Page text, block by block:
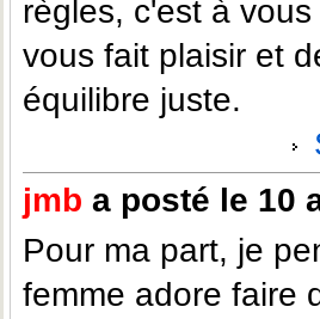
règles, c'est à
vous fait plaisir et
équilibre juste.
jmb a posté le 10
Pour ma part, je
femme adore faire